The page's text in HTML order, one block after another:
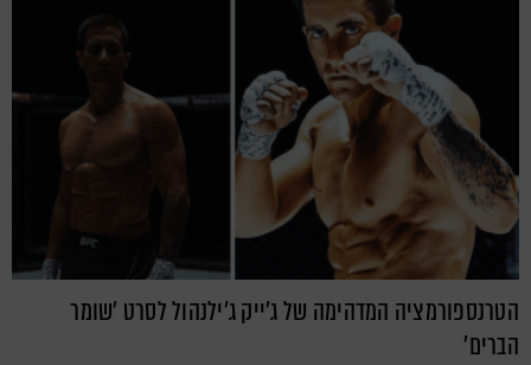
הטרנספורמציה המדהימה של ג'ייק ג'ילנהול לסרט 'שומר
הברים'